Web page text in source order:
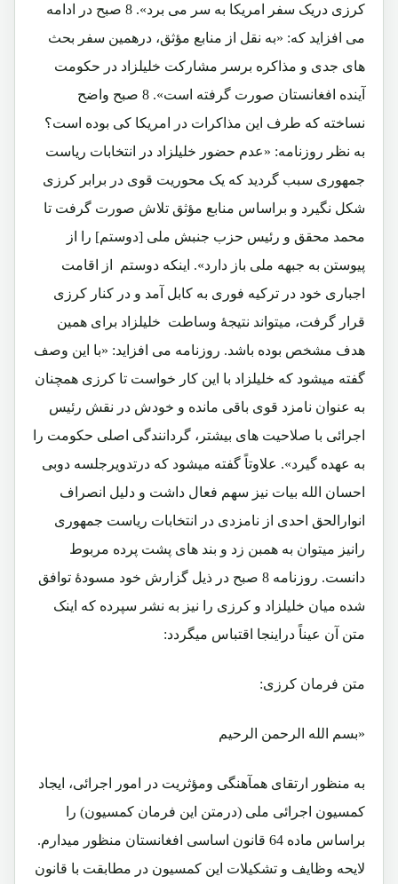
کرزی دریک سفر امریکا به سر می برد». 8 صبح در ادامه
می افزاید که: «به نقل از منابع مؤثق، درهمین سفر بحث
های جدی و مذاکره برسر مشارکت خلیلزاد در حکومت
آینده افغانستان صورت گرفته است». 8 صبح واضح
نساخته که طرف این مذاکرات در امریکا کی بوده است؟
به نظر روزنامه: «عدم حضور خلیلزاد در انتخابات ریاست
جمهوری سبب گردید که یک محوریت قوی در برابر کرزی
شکل نگیرد و براساس منابع مؤثق تلاش صورت گرفت تا
محمد محقق و رئیس حزب جنبش ملی [دوستم] را از
پیوستن به جبهه ملی باز دارد». اینکه دوستم از اقامت
اجباری خود در ترکیه فوری به کابل آمد و در کنار کرزی
قرار گرفت، میتواند نتیجۀ وساطت خلیلزاد برای همین
هدف مشخص بوده باشد. روزنامه می افزاید: «با این وصف
گفته میشود که خلیلزاد با این کار خواست تا کرزی همچنان
به عنوان نامزد قوی باقی مانده و خودش در نقش رئیس
اجرائی با صلاحیت های بیشتر، گردانندگی اصلی حکومت را
به عهده گیرد». علاوتاً گفته میشود که درتدویرجلسه دوبی
احسان الله بیات نیز سهم فعال داشت و دلیل انصراف
انوارالحق احدی از نامزدی در انتخابات ریاست جمهوری
رانیز میتوان به همبن زد و بند های پشت پرده مربوط
دانست. روزنامه 8 صبح در ذیل گزارش خود مسودۀ توافق
شده میان خلیلزاد و کرزی را نیز به نشر سپرده که اینک
متن آن عیناً دراینجا اقتباس میگردد:
متن فرمان کرزی:
«بسم الله الرحمن الرحیم
به منظور ارتقای همآهنگی ومؤثریت در امور اجرائی، ایجاد
کمسیون اجرائی ملی (درمتن این فرمان کمسیون) را
براساس ماده 64 قانون اساسی افغانستان منظور میدارم.
لایحه وظایف و تشکیلات این کمسیون در مطابقت با قانون